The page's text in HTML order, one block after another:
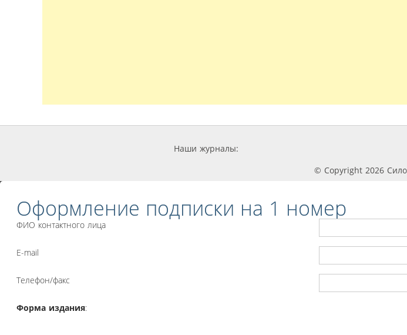
Наши журналы:
© Copyright 2026
Оформление подписки на 1 номер
ФИО контактного лица
E-mail
Телефон/факс
Форма издания: